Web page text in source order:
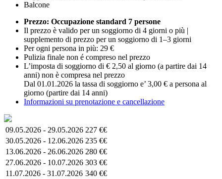
Balcone
Prezzo: Occupazione standard 7 persone
Il prezzo è valido per un soggiorno di 4 giorni o più |
supplemento di prezzo per un soggiorno di 1–3 giorni
Per ogni persona in più: 29 €
Pulizia finale non é compreso nel prezzo
L’imposta di soggiorno di € 2,50 al giorno (a partire dai 14
anni) non è compresa nel prezzo
Dal 01.01.2026 la tassa di soggiorno e’ 3,00 € a persona al
giorno (partire dai 14 anni)
Informazioni su prenotazione e cancellazione
09.05.2026 - 29.05.2026 227 €€
30.05.2026 - 12.06.2026 235 €€
13.06.2026 - 26.06.2026 280 €€
27.06.2026 - 10.07.2026 303 €€
11.07.2026 - 31.07.2026 340 €€